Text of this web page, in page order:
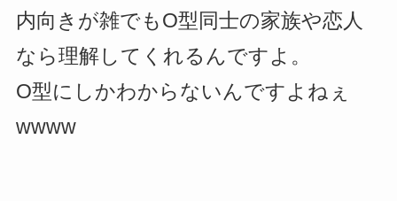
内向きが雑でもO型同士の家族や恋人
なら理解してくれるんですよ。
O型にしかわからないんですよねぇ
wwww